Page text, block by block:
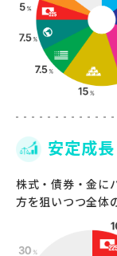
安定成長
株式・債券・金に
方を狙いつつ全体